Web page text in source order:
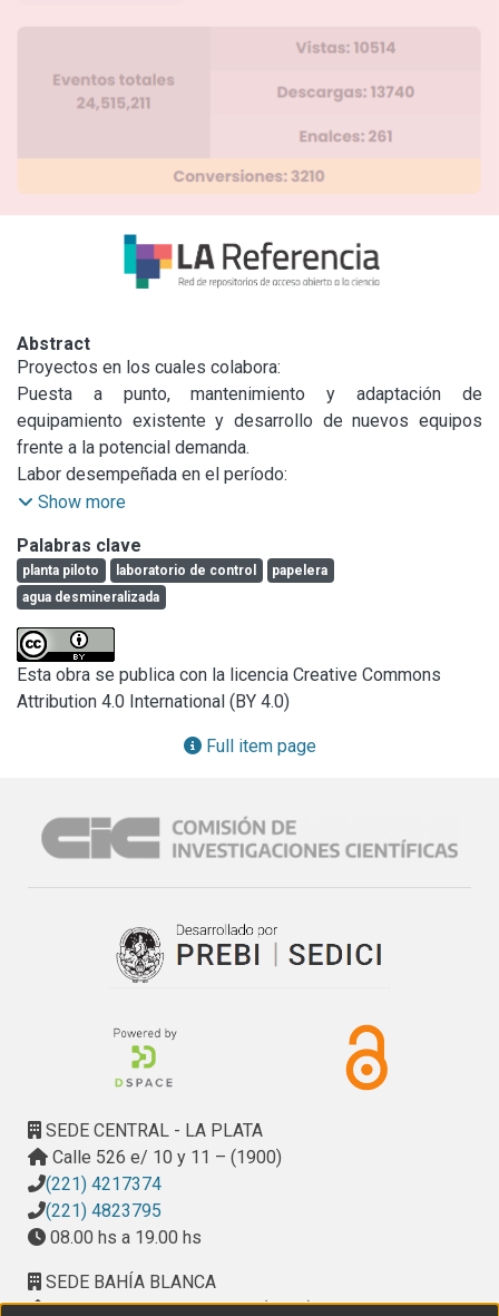
Abstract
Proyectos en los cuales colabora:
Puesta a punto, mantenimiento y adaptación de
equipamiento existente y desarrollo de nuevos equipos
frente a la potencial demanda.
Labor desempeñada en el período:
- Mantenimiento y modificación de instalaciones de Planta
- Colaboración en la instalación y puesta en marcha de
equipos ingresados. (Pla.Pi.Mu.).
- Control y desarrollo de procesos en escala de
Laboratorio. (Pla.Pi.Mu.).
- Operación en escala Piloto de equipos utilizados en la
Planta Piloto Multipropósito.
(Pla.Pi.Mu.)
- Seguimiento de procesos de destilación en Planta Piloto,
- Colaboración en el mantenimiento de Planta Piloto para
producción de Agua desmineralizada. (Pla.Pi.Mu.).
- Puesta a punto y seguimiento de corridas en equipo
prototipo de 90 litros de producción diaria de agua libre de
arsénico por adsorción con arcillas ferruginosas. (U.N.L.P.-
- Seguimiento de destilación fraccionada para la
recuperación de acetona contaminada usada en el secado
de cueros, para el C.I.T.E.C.(I.N.T.I.-C.I.C.).
proveniente del efluente de la papelera Cooperativa de
trabajo San Jorge utilizando distintos solventes para
producir productos de mayor valor agregado. U.N.L.P.-
Pla.Pi.Mu.).
Show more
Palabras clave
planta piloto laboratorio de control
papelera
agua desmineralizada
Esta obra se publica con la licencia Creative Commons
Attribution 4.0 International (BY 4.0)
Full item page
SEDE CENTRAL - LA PLATA
Calle 526 e/ 10 y 11 – (1900)
(221) 4217374
(221) 4823795
08.00 hs a 19.00 hs
SEDE BAHÍA BLANCA
Calle Ciudad de Cali 320 – (8000). Universidad